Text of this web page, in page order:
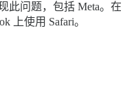
此问题，包括 Meta。在
上使用 Safari。